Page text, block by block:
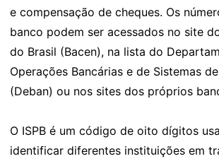
e compensação de cheques. Os
banco podem ser acessados no site
do Brasil (Bacen), na lista do
Operações Bancárias e de Sistemas
(Deban) ou nos sites dos próprios
O ISPB é um código de oito dígitos
identificar diferentes instituições em